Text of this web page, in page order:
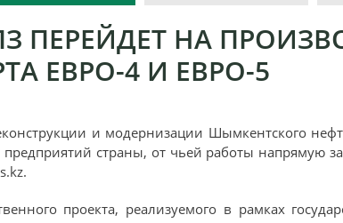
НА
ЕВРО-4 И ЕВРО-5
и модернизации Шымкентского
страны, от чьей работы напрямую
проекта, реализуемого в рамках